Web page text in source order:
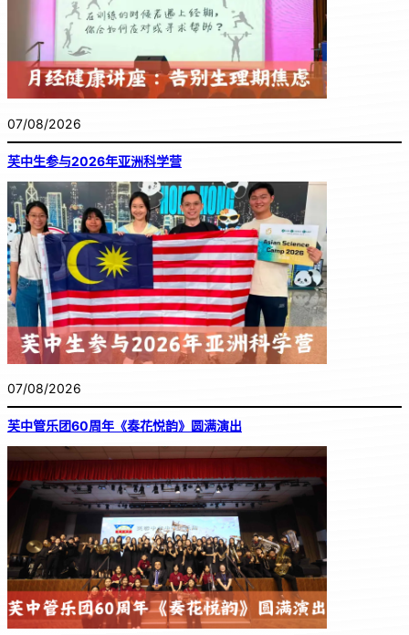
07/08/2026
芙中生参与2026年亚洲科学营
07/08/2026
芙中管乐团60周年《奏花悦韵》圆满演出